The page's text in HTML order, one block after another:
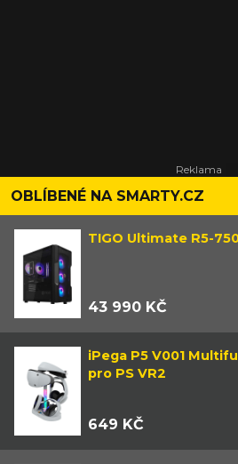
OBLÍBENÉ NA SMARTY.CZ
TIGO Ultimate R5-
43 990 KČ
iPega P5 V001
pro PS VR2
649 KČ